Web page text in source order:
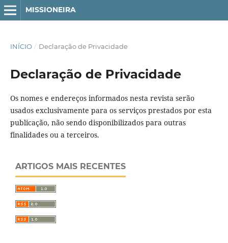
MISSIONEIRA
INÍCIO / Declaração de Privacidade
Declaração de Privacidade
Os nomes e endereços informados nesta revista serão
usados exclusivamente para os serviços prestados por esta
publicação, não sendo disponibilizados para outras
finalidades ou a terceiros.
ARTIGOS MAIS RECENTES